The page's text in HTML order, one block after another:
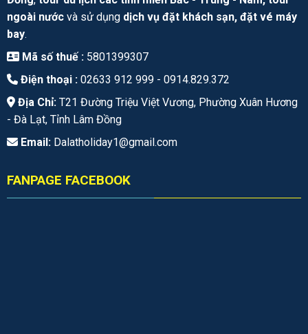
ngoài nướcvà sử dụng dịch vụ đặt khách sạn, đặt vé máy
bay.
Mã số thuế : 5801399307
Điện thoại : 02633 912 999 - 0914.829.372
Địa Chỉ: T21 Đường Triệu Việt Vương, Phường Xuân Hương
- Đà Lạt, Tỉnh Lâm Đồng
Email: Dalatholiday1@gmail.com
FANPAGE FACEBOOK